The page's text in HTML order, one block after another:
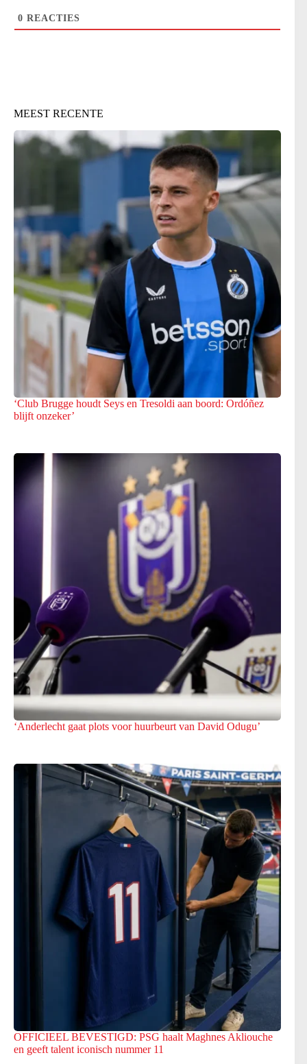
0 REACTIES
MEEST RECENTE
‘Club Brugge houdt Seys en Tresoldi aan boord: Ordóñez
blijft onzeker’
‘Anderlecht gaat plots voor huurbeurt van David Odugu’
OFFICIEEL BEVESTIGD: PSG haalt Maghnes Akliouche
en geeft talent iconisch nummer 11